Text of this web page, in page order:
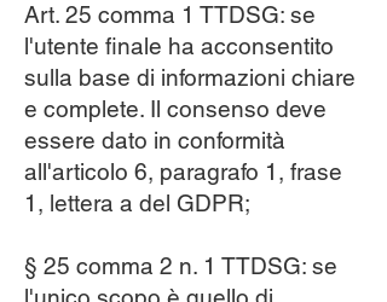
Art. 25 comma 1 TTDSG: se
l'utente finale ha acconsentito
sulla base di informazioni chiare
e complete. Il consenso deve
essere dato in conformità
all'articolo 6, paragrafo 1, frase
1, lettera a del GDPR;
§ 25 comma 2 n. 1 TTDSG: se